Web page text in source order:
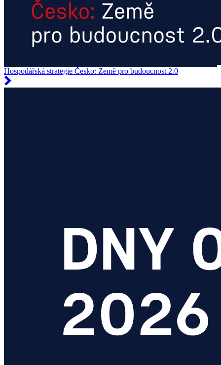
Hospodářská strategie Česko: Země pro budoucnost 2.0